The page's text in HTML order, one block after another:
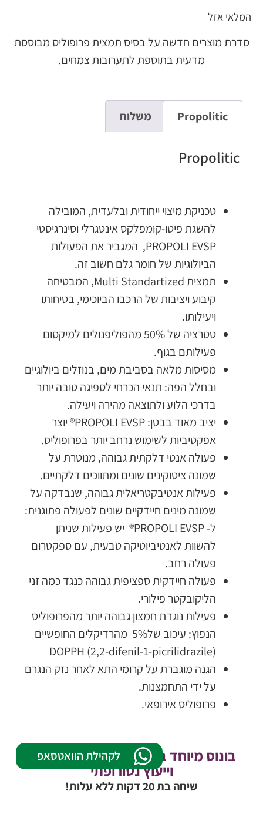
המלאי אזל
סדרת מוצרים חדשה על בסיס תמצית פרופוליס מבוססת
מדעית בתוספת לתערובות צמחים.
Propolitic משלוח
Propolitic
טכניקת מיצוי ייחודית ובלעדית, המובילה
להשגת פיטו-קומפלקס אינטגרלי וסינרגיסטי
PROPOLI EVSP, המגביר את הפעולות
הביולוגיות של חומר גלם חשוב זה.
תמצית Multi Standartized, המבטיחה
קיבוע ויציבות של הרכבו הביוכימי, בטיחותו
ויעילותו.
טטרציה של 50% מהפוליפנולים למיקסום
פעילותם בגוף.
מסיסות מלאה בסביבת מים, בנוזלים ביולוגיים
ובחלל הפה: תנאי הכרחי לספיגה טובה יותר
בדרכי הלוע ולתוצאה מהירה ויעילה.
יציב מאוד בבטן: PROPOLI EVSP® יוצר
אפקטיביות לשימוש נרחב יותר בפרופוליס.
פעולה אנטי דלקתית גבוהה, מנוטרת על
שמונה ציטוקינים שונים ומתווכים דלקתיים.
פעילות אנטיבקטריאלית גבוהה, שנבדקה על
שמונה מינים חיידקיים שונים לפעולה פתוגנית:
ל- PROPOLI EVSP® יש פעילות שניתן
להשוות לאנטיביוטיקה טבעית, עם ספקטרום
פעולה רחב.
פעולה חיידקית ספציפית גבוהה כנגד כמה זני
הליקובקטר פילורי.
פעילות נוגדת חמצון גבוהה יותר מהפרופוליס
הנפוץ: עיכוב של5% מהרדיקלים החופשיים
DOPPH (2,2-difenil-1-picrilidrazile)
הגנה מוגברת על קרומי התא לאחר נזק הנגרם
על ידי התחמצנות.
פרופוליס אירופאי.
בונוס מיוחד בכל רכישה - שיחת אבחון
וייעוץ נטורופתי
שיחה בת 20 דקות ללא עלות!
לקהילת הוואטסאפ